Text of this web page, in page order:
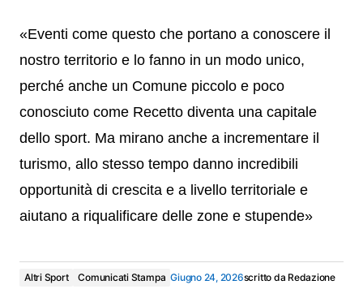
«Eventi come questo che portano a conoscere il
nostro territorio e lo fanno in un modo unico,
perché anche un Comune piccolo e poco
conosciuto come Recetto diventa una capitale
dello sport. Ma mirano anche a incrementare il
turismo, allo stesso tempo danno incredibili
opportunità di crescita e a livello territoriale e
aiutano a riqualificare delle zone e stupende»
Altri Sport Comunicati Stampa Giugno 24, 2026scritto da Redazione